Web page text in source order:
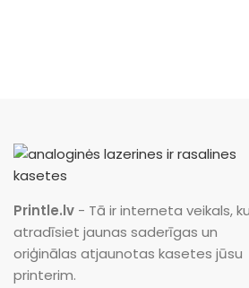
Printle.lv - Tā ir interneta veikals,
atradīsiet jaunas saderīgas un
oriģinālas atjaunotas kasetes jūsu
printerim.